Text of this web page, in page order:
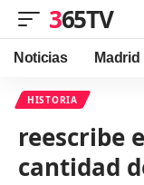
365TV
Noticias Madrid
HISTORIA
reescribe
cantidad